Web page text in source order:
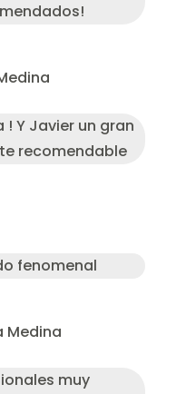
Y Javier un gran
recomendable
fenomenal
Medina
muy